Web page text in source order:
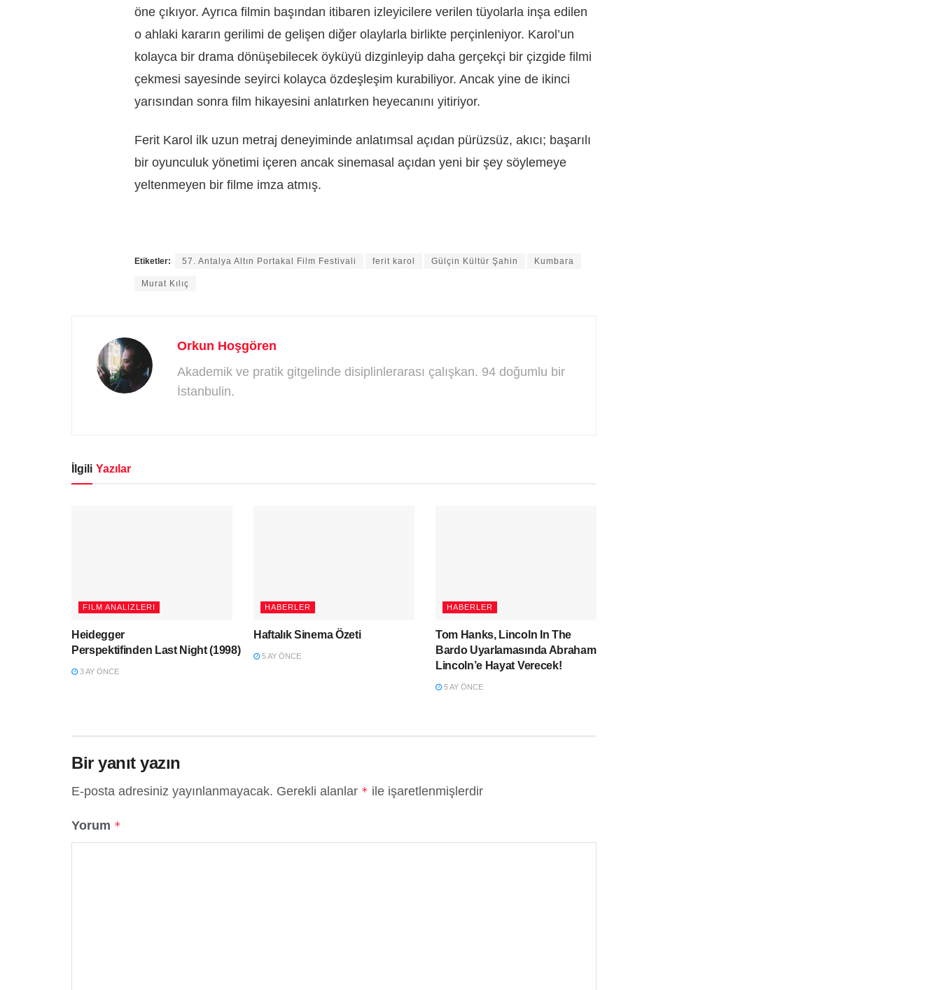
öne çıkıyor. Ayrıca filmin başından itibaren izleyicilere verilen tüyolarla inşa edilen
o ahlaki kararın gerilimi de gelişen diğer olaylarla birlikte perçinleniyor. Karol’un
kolayca bir drama dönüşebilecek öyküyü dizginleyip daha gerçekçi bir çizgide filmi
çekmesi sayesinde seyirci kolayca özdeşleşim kurabiliyor. Ancak yine de ikinci
yarısından sonra film hikayesini anlatırken heyecanını yitiriyor.
Ferit Karol ilk uzun metraj deneyiminde anlatımsal açıdan pürüzsüz, akıcı; başarılı
bir oyunculuk yönetimi içeren ancak sinemasal açıdan yeni bir şey söylemeye
yeltenmeyen bir filme imza atmış.
Etiketler: 57. Antalya Altın Portakal Film Festivali ferit karol Gülçin Kültür Şahin Kumbara
Murat Kılıç
Orkun Hoşgören
Akademik ve pratik gitgelinde disiplinlerarası çalışkan. 94 doğumlu bir
İstanbulin.
İlgili Yazılar
FILM ANALIZLERI
Heidegger
Perspektifinden Last Night (1998)
3 AY ÖNCE
HABERLER
Haftalık Sinema Özeti
5 AY ÖNCE
HABERLER
Tom Hanks, Lincoln In The
Bardo Uyarlamasında Abraham
Lincoln’e Hayat Verecek!
5 AY ÖNCE
Bir yanıt yazın
E-posta adresiniz yayınlanmayacak. Gerekli alanlar * ile işaretlenmişlerdir
Yorum *